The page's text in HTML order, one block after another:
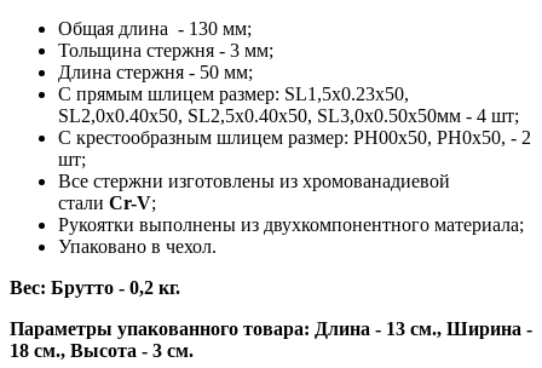
Общая длина - 130 мм;
Тольщина стержня - 3 мм;
Длина стержня - 50 мм;
С прямым шлицем размер: SL1,5х0.23x50,
SL2,0х0.40x50, SL2,5х0.40x50, SL3,0х0.50x50мм - 4 шт;
С крестообразным шлицем размер: PH00x50, PH0x50, - 2
шт;
Все стержни изготовлены из хромованадиевой
стали Cr-V;
Рукоятки выполнены из двухкомпонентного материала;
Упаковано в чехол.
Вес: Брутто - 0,2 кг.
Параметры упакованного товара: Длина - 13 см., Ширина -
18 см., Высота - 3 см.